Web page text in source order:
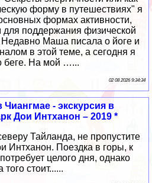
форму в путешествиях" я
формах активности,
для поддержания физической
Маша писала о йоге и
в этой теме, а сегодня я
беге. На мой …...
02 08 2026 9:34:34
- экскурсия в
Дои Интханон – 2019 *
Тайланда, не пропустите
Интханон. Поездка в горы, к
целого дня, однако
того стоит......